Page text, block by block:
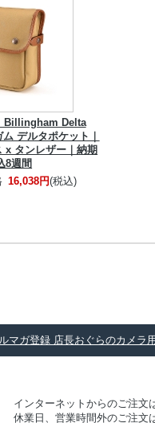
Billingham Delta
デルタポケット｜
x タンレザー｜納期
8週間
16,038円(税込)
マガ登録 店長おぐらのカメラ
インターネットからのご注文
休業日、営業時間外のご注文